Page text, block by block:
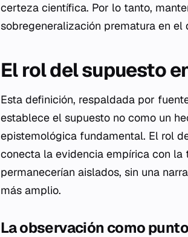
certeza científica. Por lo tanto,
sobregeneralización prematura en
El rol del supuesto
Esta definición, respaldada por
establece el supuesto no como un
epistemológica fundamental. El rol
conecta la evidencia empírica con la
permanecerían aislados, sin una
más amplio.
La observación como